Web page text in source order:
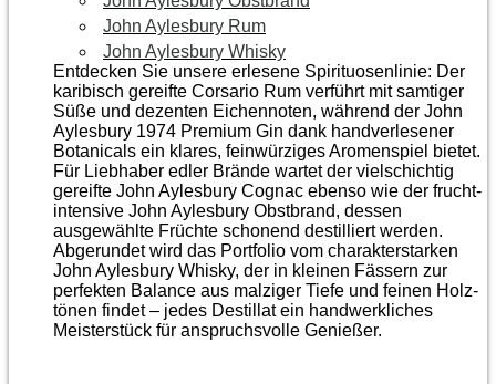
John Aylesbury Rum
John Aylesbury Whisky
Entdecken Sie unsere erlesene Spirituosenlinie: Der
karibisch gereifte Corsario Rum verführt mit samtiger
Süße und dezenten Eichen­noten, während der John
Aylesbury 1974 Premium Gin dank handverlesener
Botanicals ein klares, feinwürziges Aromenspiel bietet.
Für Liebhaber edler Brände wartet der vielschichtig
gereifte John Aylesbury Cognac ebenso wie der frucht­
intensive John Aylesbury Obstbrand, dessen
ausgewählte Früchte schonend destilliert werden.
Abgerundet wird das Portfolio vom charakterstarken
John Aylesbury Whisky, der in kleinen Fässern zur
perfekten Balance aus malziger Tiefe und feinen Holz­
tönen findet – jedes Destillat ein handwerkliches
Meister­stück für anspruchsvolle Genießer.